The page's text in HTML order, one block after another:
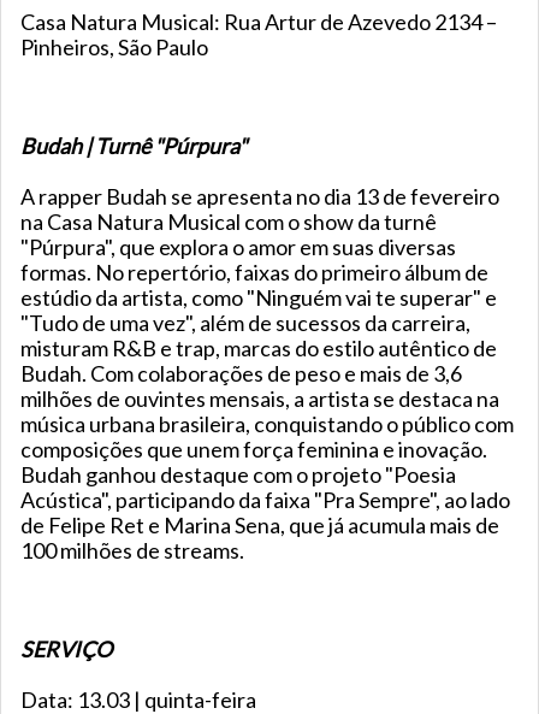
Casa Natura Musical: Rua Artur de Azevedo 2134 –
Pinheiros, São Paulo
Budah | Turnê "Púrpura"
A rapper Budah se apresenta no dia 13 de fevereiro
na Casa Natura Musical com o show da turnê
"Púrpura", que explora o amor em suas diversas
formas. No repertório, faixas do primeiro álbum de
estúdio da artista, como "Ninguém vai te superar" e
"Tudo de uma vez", além de sucessos da carreira,
misturam R&B e trap, marcas do estilo autêntico de
Budah. Com colaborações de peso e mais de 3,6
milhões de ouvintes mensais, a artista se destaca na
música urbana brasileira, conquistando o público com
composições que unem força feminina e inovação.
Budah ganhou destaque com o projeto "Poesia
Acústica", participando da faixa "Pra Sempre", ao lado
de Felipe Ret e Marina Sena, que já acumula mais de
100 milhões de streams.
SERVIÇO
Data: 13.03 | quinta-feira